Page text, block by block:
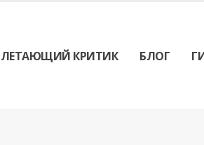
ЛЕТАЮЩИЙ КРИТИК БЛОГ